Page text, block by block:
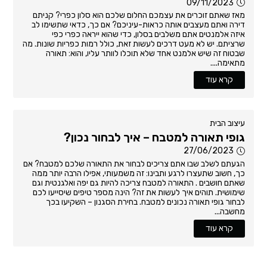
09/11/2023
מאז שאתם זוכרים את עצמכם החלום שלכם הוא סלון כפרי? קניתם
דירה ואתם מעצבים אותה כראות-עיניכם? אם כך, כדאי שתשימו לב
איזה אלמנטים אתם משלבים בסלון, כדי שהוא ייראה כפרי כפי
שרציתם. יש לא מעט דרכים לעשות זאת, כולל רמות כפריות שונות. מה
שבטוח זה שיש אלמנט אחד שלא תוכלו לוותר עליו, והוא: תאורה
מתאימה....
קרא עוד
עיצוב הבית
גופי תאורה למטבח – איך לבחור נכון?
27/06/2023
הגעתם לשלב שבו אתם צריכים לבחור את התאורה שלכם למטבח? אם
כך, חשוב שתעצרו לרגע ותבינו: זה משמעותי, אפילו הרבה יותר ממה
שאתם חושבים . התאורה למטבח צריכה להיות גם יפה ואלגנטית וגם
שימושית. תוהים איך לעשות את זה? הינה מספר טיפים שיסייעו לכם
לבחור גופי תאורה נכונים למטבח. בחירת הסגנון – השקיעו בכך
מחשבה...
קרא עוד